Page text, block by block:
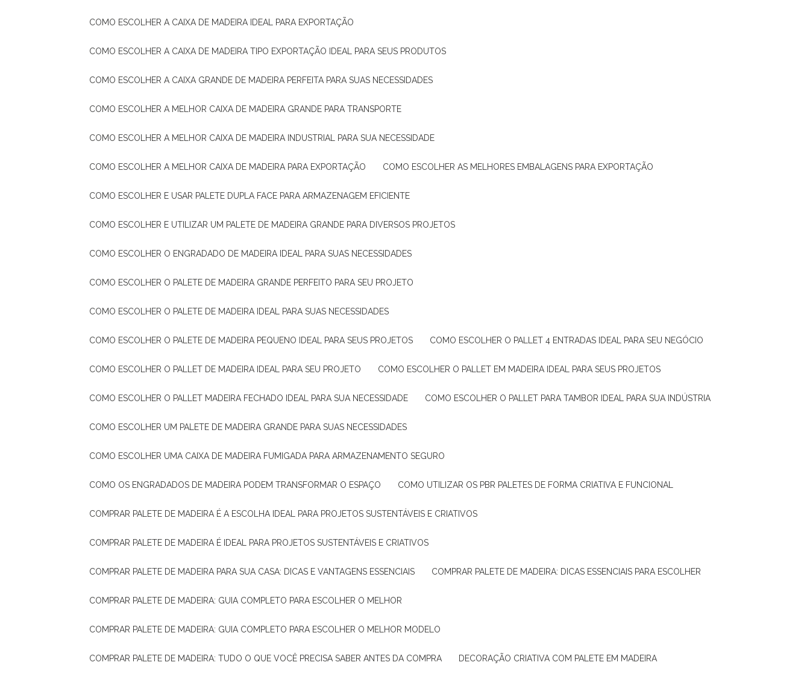
COMO ESCOLHER A CAIXA DE MADEIRA IDEAL PARA EXPORTAÇÃO
COMO ESCOLHER A CAIXA DE MADEIRA TIPO EXPORTAÇÃO IDEAL PARA SEUS PRODUTOS
COMO ESCOLHER A CAIXA GRANDE DE MADEIRA PERFEITA PARA SUAS NECESSIDADES
COMO ESCOLHER A MELHOR CAIXA DE MADEIRA GRANDE PARA TRANSPORTE
COMO ESCOLHER A MELHOR CAIXA DE MADEIRA INDUSTRIAL PARA SUA NECESSIDADE
COMO ESCOLHER A MELHOR CAIXA DE MADEIRA PARA EXPORTAÇÃO COMO ESCOLHER AS MELHORES EMBALAGENS PARA EXPORTAÇÃO
COMO ESCOLHER E USAR PALETE DUPLA FACE PARA ARMAZENAGEM EFICIENTE
COMO ESCOLHER E UTILIZAR UM PALETE DE MADEIRA GRANDE PARA DIVERSOS PROJETOS
COMO ESCOLHER O ENGRADADO DE MADEIRA IDEAL PARA SUAS NECESSIDADES
COMO ESCOLHER O PALETE DE MADEIRA GRANDE PERFEITO PARA SEU PROJETO
COMO ESCOLHER O PALETE DE MADEIRA IDEAL PARA SUAS NECESSIDADES
COMO ESCOLHER O PALETE DE MADEIRA PEQUENO IDEAL PARA SEUS PROJETOS COMO ESCOLHER O PALLET 4 ENTRADAS IDEAL PARA SEU NEGÓCIO
COMO ESCOLHER O PALLET DE MADEIRA IDEAL PARA SEU PROJETO COMO ESCOLHER O PALLET EM MADEIRA IDEAL PARA SEUS PROJETOS
COMO ESCOLHER O PALLET MADEIRA FECHADO IDEAL PARA SUA NECESSIDADE COMO ESCOLHER O PALLET PARA TAMBOR IDEAL PARA SUA INDÚSTRIA
COMO ESCOLHER UM PALETE DE MADEIRA GRANDE PARA SUAS NECESSIDADES
COMO ESCOLHER UMA CAIXA DE MADEIRA FUMIGADA PARA ARMAZENAMENTO SEGURO
COMO OS ENGRADADOS DE MADEIRA PODEM TRANSFORMAR O ESPAÇO COMO UTILIZAR OS PBR PALETES DE FORMA CRIATIVA E FUNCIONAL
COMPRAR PALETE DE MADEIRA É A ESCOLHA IDEAL PARA PROJETOS SUSTENTÁVEIS E CRIATIVOS
COMPRAR PALETE DE MADEIRA É IDEAL PARA PROJETOS SUSTENTÁVEIS E CRIATIVOS
COMPRAR PALETE DE MADEIRA PARA SUA CASA: DICAS E VANTAGENS ESSENCIAIS COMPRAR PALETE DE MADEIRA: DICAS ESSENCIAIS PARA ESCOLHER
COMPRAR PALETE DE MADEIRA: GUIA COMPLETO PARA ESCOLHER O MELHOR
COMPRAR PALETE DE MADEIRA: GUIA COMPLETO PARA ESCOLHER O MELHOR MODELO
COMPRAR PALETE DE MADEIRA: TUDO O QUE VOCÊ PRECISA SABER ANTES DA COMPRA DECORAÇÃO CRIATIVA COM PALETE EM MADEIRA